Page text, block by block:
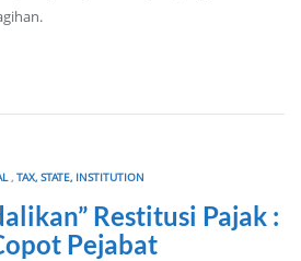
,TAX, STATE, INSTITUTION
Restitusi Pajak :
Pejabat